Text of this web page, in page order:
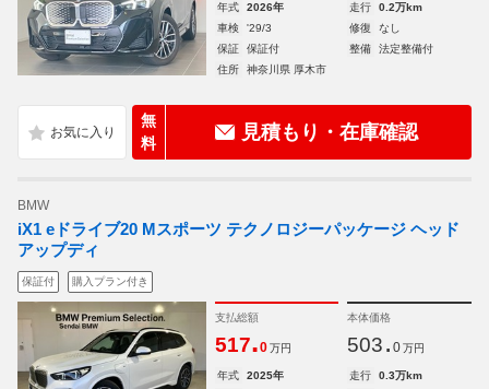
年式 2026年 走行
0.2万km
車検
'29/3 修復
なし
保証
保証付 整備
法定整備付
住所
神奈川県 厚木市
無
料
見積もり・在庫確認
BMW
iX1 eドライブ20 Mスポーツ テクノロジーパッケージ ヘッド
アップディ
保証付 購入プラン付き
支払総額
517.0 万円
本体価格
503. 0 万円
年式 2025年 走行
0.3万km